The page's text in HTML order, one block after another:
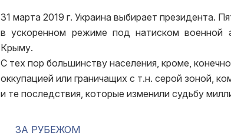
31 марта 2019 г. Украина выбирает президента.
в ускоренном режиме под натиском военной
Крыму.
С тех пор большинству населения, кроме,
оккупацией или граничащих с т.н. серой зоной,
и те последствия, которые изменили судьбу
ЗА РУБЕЖОМ